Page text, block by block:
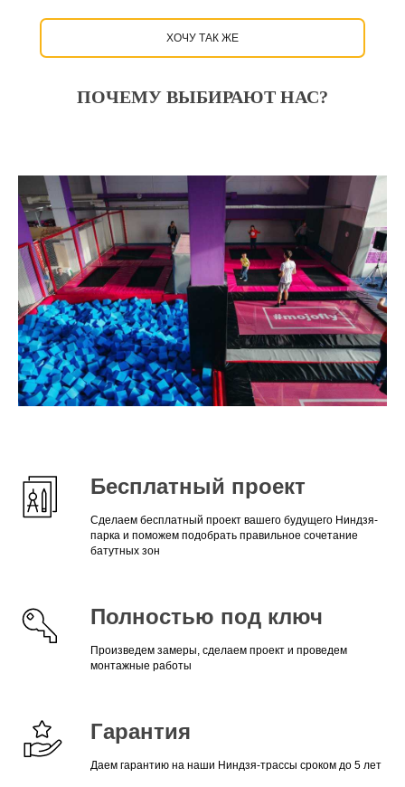
ХОЧУ ТАК ЖЕ
ПОЧЕМУ ВЫБИРАЮТ НАС?
Бесплатный проект
Сделаем бесплатный проект вашего будущего Ниндзя-
парка и поможем подобрать правильное сочетание
батутных зон
Полностью под ключ
Произведем замеры, сделаем проект и проведем
монтажные работы
Гарантия
Даем гарантию на наши Ниндзя-трассы сроком до 5 лет